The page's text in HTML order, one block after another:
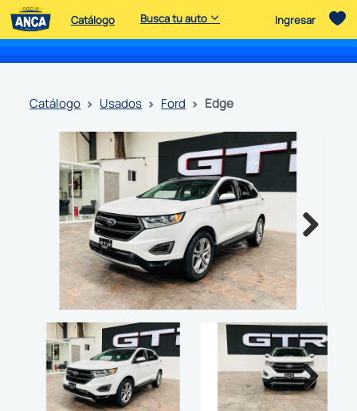
Catálogo Busca tu auto Ingresar
catálogo usados ford edge
Next